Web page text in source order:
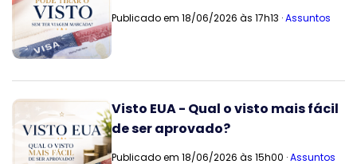
Publicado em 18/06/2026 às 17h13 ·Assuntos
Visto EUA - Qual o visto mais fácil
de ser aprovado?
Publicado em 18/06/2026 às 15h00 ·Assuntos